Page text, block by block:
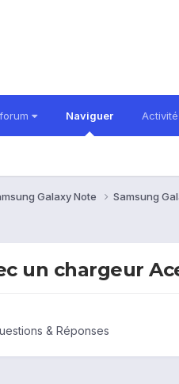
Naviguer Activité
Galaxy Note
Samsung
un chargeur
& Réponses